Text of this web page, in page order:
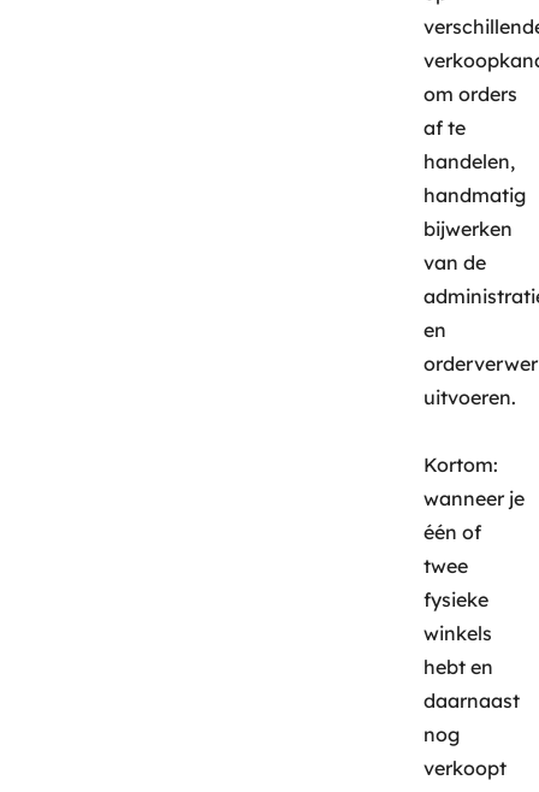
om orders
af te
handelen,
handmatig
bijwerken
van de
en
uitvoeren.
Kortom:
wanneer je
één of
twee
fysieke
winkels
hebt en
daarnaast
nog
verkoopt